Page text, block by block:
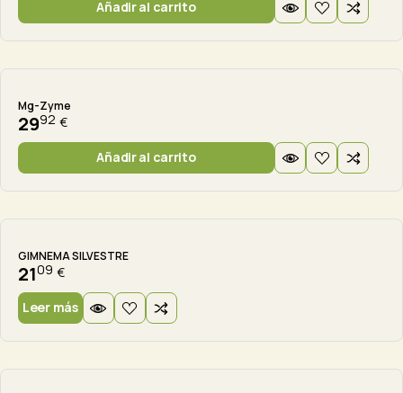
Añadir al carrito
Mg-Zyme
2992 €
Añadir al carrito
GIMNEMA SILVESTRE
2109 €
Leer más